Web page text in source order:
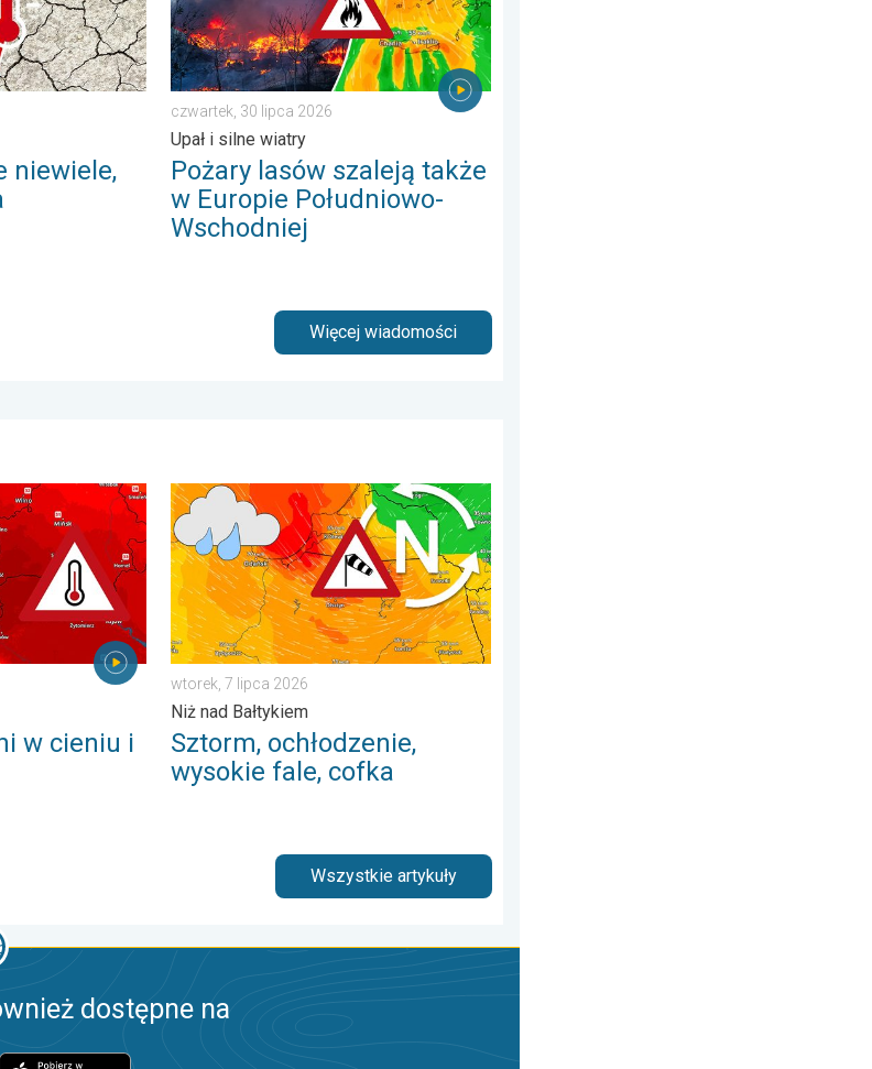
niewiele,
czwartek, 30 lipca 2026
Upał i silne wiatry
Pożary lasów szaleją także
w Europie Południowo-
Wschodniej
Więcej wiadomości
2026
i burze. Ekstremalnie gorąco. . . środa, 5 sierpnia 2026
w cieniu i
Sztorm, ochłodzenie, wysokie fale, cofka. Niż nad Bałtykiem. . . wtorek, 7 lipca 2026
wtorek, 7 lipca 2026
Niż nad Bałtykiem
Sztorm, ochłodzenie,
wysokie fale, cofka
Wszystkie artykuły
dostępne na